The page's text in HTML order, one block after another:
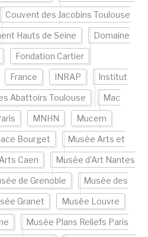
Couvent des Jacobins Toulouse
Hauts de Seine Domaine
Fondation Cartier
France INRAP Institut
Abattoirs Toulouse Mac
MNHN Mucem
Bourget Musée Arts et
Caen Musée d'Art Nantes
de Grenoble Musée des
Granet Musée Louvre
Musée Plans Reliefs Paris